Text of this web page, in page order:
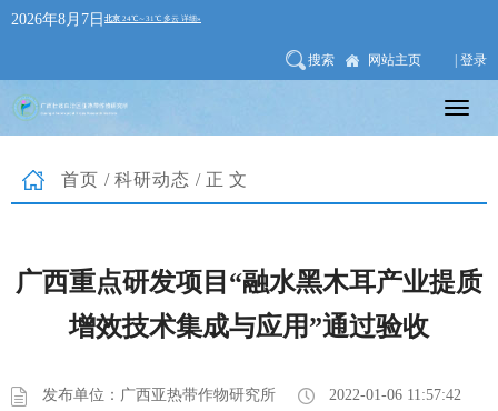
2026年8月7日
搜索 网站主页 | 登录
首页 / 科研动态 /正文
广西重点研发项目“融水黑木耳产业提质
增效技术集成与应用”通过验收
发布单位：广西亚热带作物研究所
2022-01-06 11:57:42